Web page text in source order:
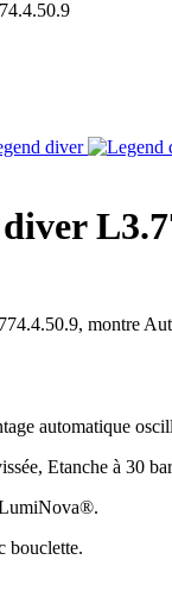
montre
automatique
Etanche à 30
bouclette.